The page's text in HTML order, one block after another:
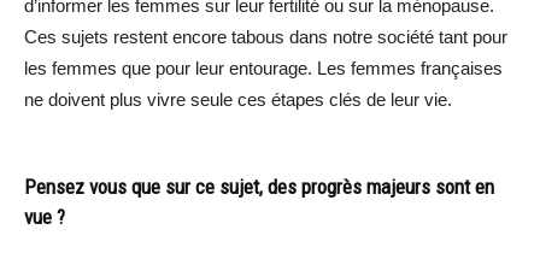
d’informer les femmes sur leur fertilité ou sur la ménopause.
Ces sujets restent encore tabous dans notre société tant pour
les femmes que pour leur entourage. Les femmes françaises
ne doivent plus vivre seule ces étapes clés de leur vie.
Pensez vous que sur ce sujet, des progrès majeurs sont en
vue ?